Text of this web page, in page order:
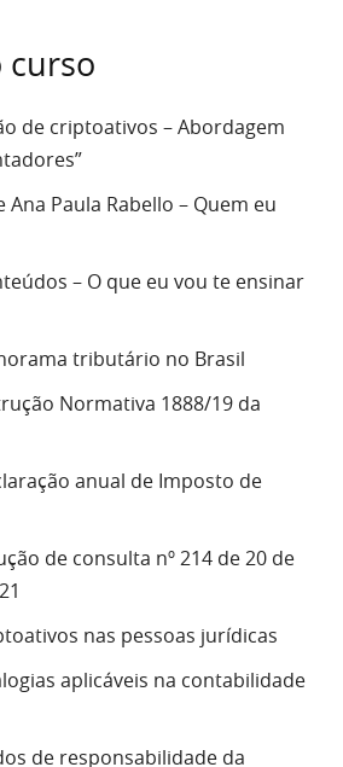
curso
de criptoativos – Abordagem
Paula Rabello – Quem eu
– O que eu vou te ensinar
tributário no Brasil
Normativa 1888/19 da
anual de Imposto de
de consulta nº 214 de 20 de
nas pessoas jurídicas
aplicáveis na contabilidade
de responsabilidade da